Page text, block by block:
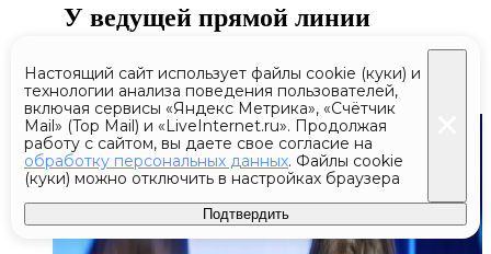
У ведущей прямой линии
нашли рак кожи
Настоящий сайт использует файлы cookie (куки) и
технологии анализа поведения пользователей,
включая сервисы «Яндекс Метрика», «Счётчик
Mail» (Top Mail) и «LiveInternet.ru». Продолжая
работу с сайтом, вы даете свое согласие на
обработку персональных данных. Файлы cookie
(куки) можно отключить в настройках браузера
Подтвердить